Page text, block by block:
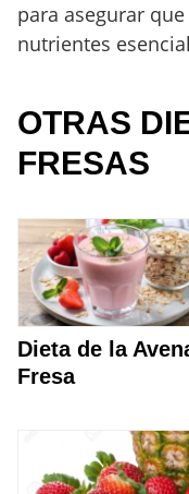
para asegurar
nutrientes
OTRAS
FRESAS
Dieta de la
Fresa